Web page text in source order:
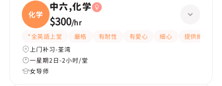
化学
中六,化学
$300/hr
*全英語上堂 嚴格 有耐性 有愛心 細心
提供練習題/
上门补习-荃湾
一星期2日-2小时/堂
女导师